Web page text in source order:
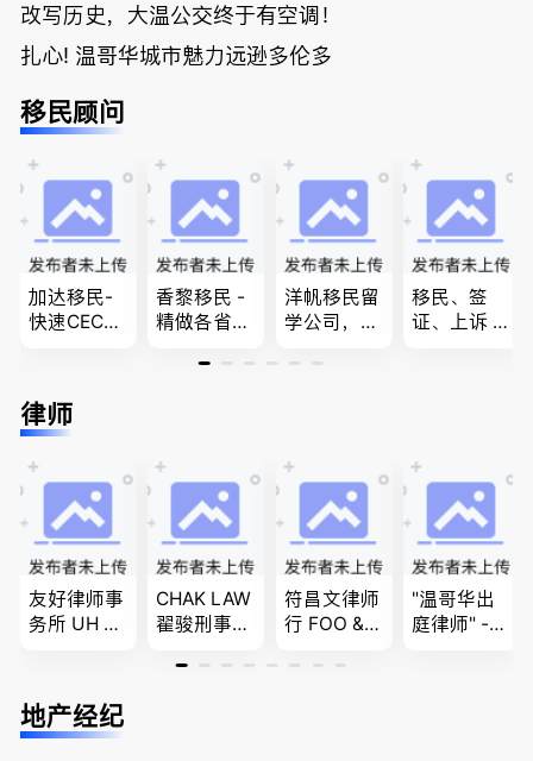
改写历史，大温公交终于有空调！
扎心! 温哥华城市魅力远逊多伦多
移民顾问
加达移民-
快速CEC&P
民上诉、家
庭团聚，特
商业移民，
名校申请
香黎移民 -
精做各省省
签证,工作
问题
洋帆移民留
学公司，精
签各类签证
民和魁北克
PEQ60472
08731
移民、签
证、上诉 --
律师
友好律师事
务所 UH LA
温哥华，公
司商业、收
CHAK LAW
翟骏刑事交
刑事辩护/
符昌文律师
行 FOO & C
家庭法, 离
"温哥华出
庭律师" -
地产经纪